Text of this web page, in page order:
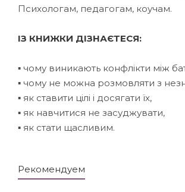
Психологам, педагогам, коучам.
ІЗ КНИЖКИ ДІЗНАЄТЕСЯ:
▪ чому виникають конфлікти між
▪ чому не можна розмовляти з
▪ як ставити цілі і досягати їх,
▪ як навчитися не засуджувати,
▪ як стати щасливим.
Рекомендуем